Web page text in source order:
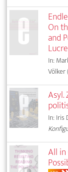
On
and
In:
Völker
In: Iris
All